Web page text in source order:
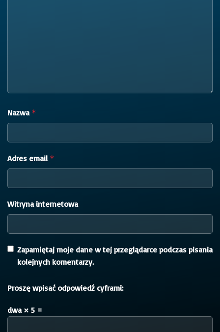
Nazwa *
Adres email *
Witryna internetowa
Zapamiętaj moje dane w tej przeglądarce podczas pisania
kolejnych komentarzy.
Proszę wpisać odpowiedź cyframi:
dwa × 5 =